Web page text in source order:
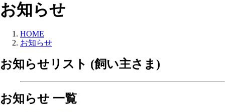
お知らせ
HOME
お知らせ
お知らせリスト (飼い主さま)
お知らせ 一覧